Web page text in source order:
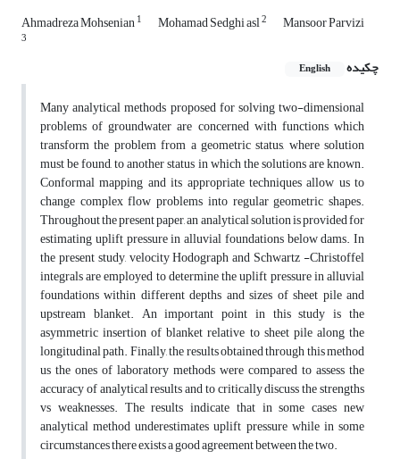
Ahmadreza Mohsenian1 Mohamad Sedghi asl2 Mansoor Parvizi
3
چکیده English
Many analytical methods proposed for solving two-dimensional
problems of groundwater are concerned with functions which
transform the problem from a geometric status, where solution
must be found, to another status in which the solutions are known.
Conformal mapping and its appropriate techniques allow us to
change complex flow problems into regular geometric shapes.
Throughout the present paper, an analytical solution is provided for
estimating uplift pressure in alluvial foundations below dams. In
the present study, velocity Hodograph and Schwartz -Christoffel
integrals are employed to determine the uplift pressure in alluvial
foundations within different depths and sizes of sheet pile and
upstream blanket. An important point in this study is the
asymmetric insertion of blanket relative to sheet pile along the
longitudinal path. Finally, the results obtained through this method
us the ones of laboratory methods were compared to assess the
accuracy of analytical results and to critically discuss the strengths
vs weaknesses. The results indicate that in some cases new
analytical method underestimates uplift pressure while in some
circumstances there exists a good agreement between the two.